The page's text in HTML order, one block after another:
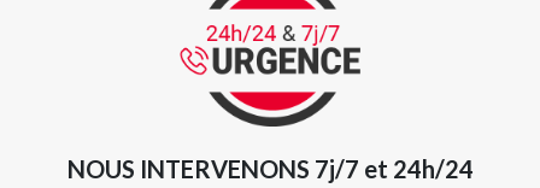
NOUS INTERVENONS 7j/7 et 24h/24